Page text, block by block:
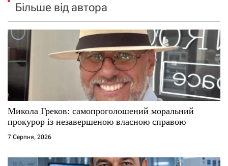
Більше від автора
Микола Греков: самопроголошений моральний
прокурор із незавершеною власною справою
7 Серпня, 2026